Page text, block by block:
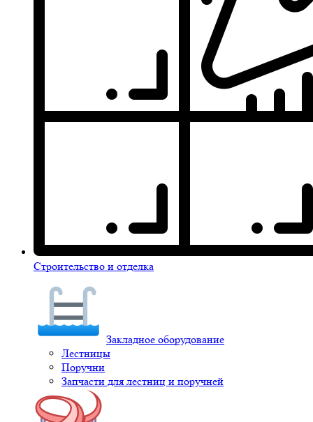
Строительство и отделка
Закладное оборудование
Лестницы
Поручни
Запчасти для лестниц и поручней